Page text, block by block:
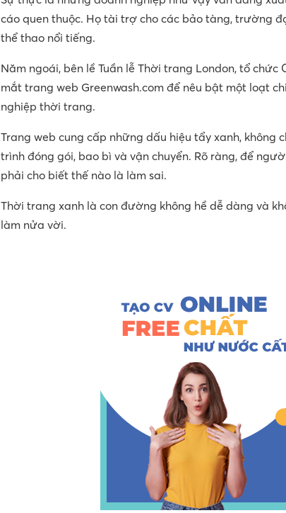
cáo quen thuộc. Họ tài trợ cho các bảo tàng, trường
thể thao nổi tiếng.
Năm ngoái, bên lề Tuần lễ Thời trang London, tổ
mắt trang web Greenwash.com để nêu bật một loạt
nghiệp thời trang.
Trang web cung cấp những dấu hiệu tẩy xanh, không
trình đóng gói, bao bì và vận chuyển. Rõ ràng, để
phải cho biết thế nào là làm sai.
Thời trang xanh là con đường không hề dễ dàng và
làm nửa vời.